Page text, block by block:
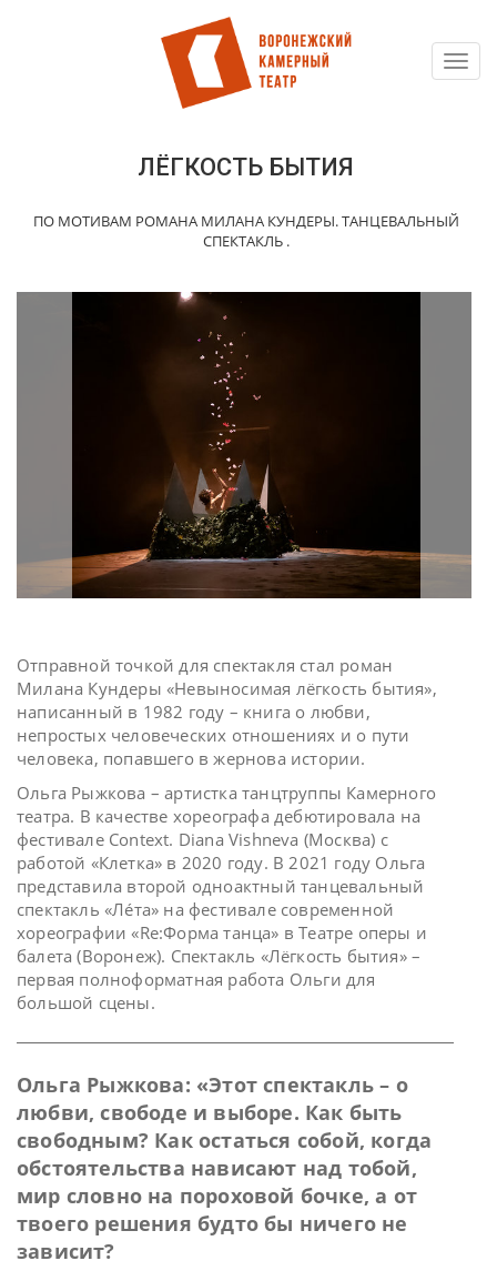
ЛЁГКОСТЬ БЫТИЯ
ПО МОТИВАМ РОМАНА МИЛАНА КУНДЕРЫ. ТАНЦЕВАЛЬНЫЙ
СПЕКТАКЛЬ .
Отправной точкой для спектакля стал роман
Милана Кундеры «Невыносимая лёгкость бытия»,
написанный в 1982 году – книга о любви,
непростых человеческих отношениях и о пути
человека, попавшего в жернова истории.
Ольга Рыжкова – артистка танцтруппы Камерного
театра. В качестве хореографа дебютировала на
фестивале Context. Diana Vishneva (Москва) с
работой «Клетка» в 2020 году. В 2021 году Ольга
представила второй одноактный танцевальный
спектакль «Лéта» на фестивале современной
хореографии «Re:Форма танца» в Театре оперы и
балета (Воронеж). Спектакль «Лёгкость бытия» –
первая полноформатная работа Ольги для
большой сцены.
Ольга Рыжкова: «Этот спектакль – о
любви, свободе и выборе. Как быть
свободным? Как остаться собой, когда
обстоятельства нависают над тобой,
мир словно на пороховой бочке, а от
твоего решения будто бы ничего не
зависит?